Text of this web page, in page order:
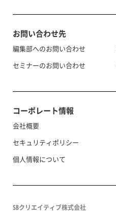
お問い合わせ先
編集部へのお問い合わせ
セミナーのお問い合わせ
コーポレート情報
会社概要
セキュリティポリシー
個人情報について
SBクリエイティブ株式会社